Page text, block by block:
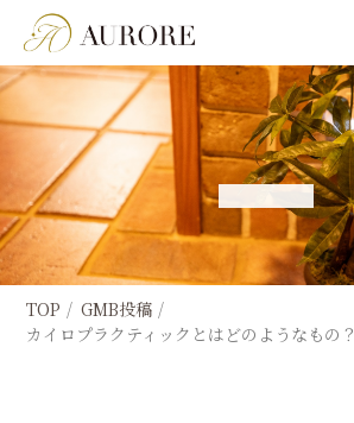
TOP
GMB投稿
カイロプラクティックとはどのようなもの？